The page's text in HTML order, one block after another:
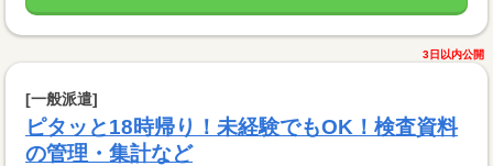
3日以内公開
[一般派遣]
ピタッと18時帰り！未経験でもOK！検査資料
の管理・集計など